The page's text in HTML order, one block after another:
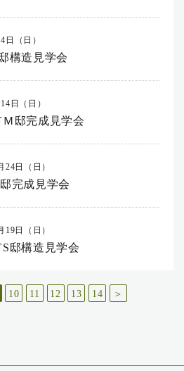
日（日）
構造見学会
日（日）
邸完成見学会
24日（日）
完成見学会
19日（日）
邸構造見学会
10 11 12 13 14 ＞